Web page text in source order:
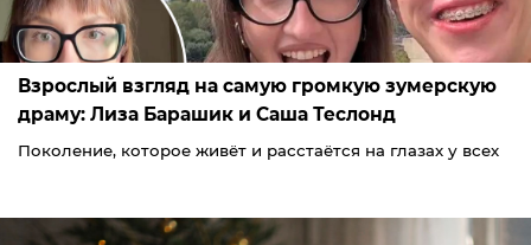
Взрослый взгляд на самую громкую зумерскую
драму: Лиза Барашик и Саша Теслонд
Поколение, которое живёт и расстаётся на глазах у всех